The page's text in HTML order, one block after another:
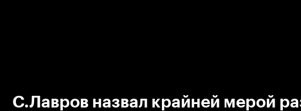
С.Лавров назвал крайней мерой